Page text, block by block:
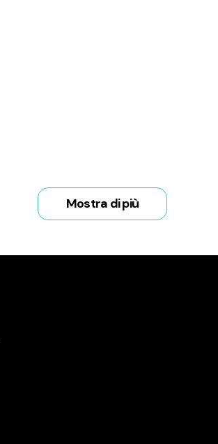
Mostra di più